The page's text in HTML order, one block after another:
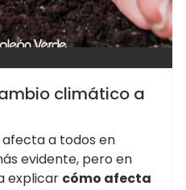
climático a
afecta a todos en
evidente, pero en
explicar cómo afecta